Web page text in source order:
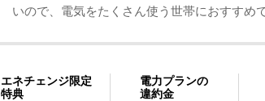
いので、電気をたくさん使う世帯におすすめ
エネチェンジ限定
特典
電力プランの
違約金